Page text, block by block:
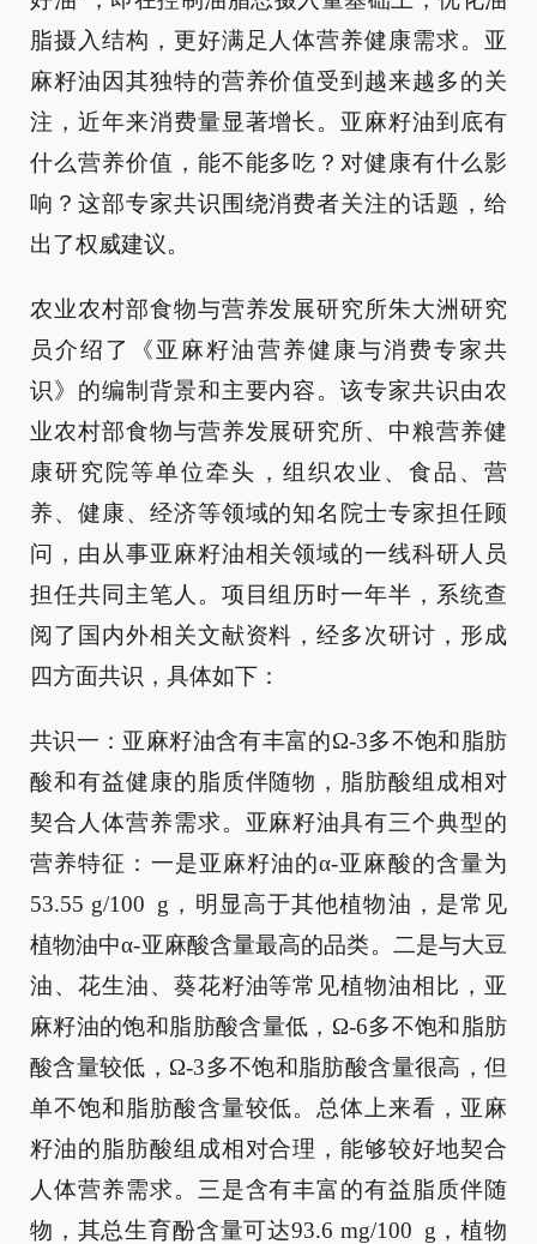
脂摄入结构，更好满足人体营养健康需求。亚
麻籽油因其独特的营养价值受到越来越多的关
注，近年来消费量显著增长。亚麻籽油到底有
什么营养价值，能不能多吃？对健康有什么影
响？这部专家共识围绕消费者关注的话题，给
出了权威建议。
农业农村部食物与营养发展研究所朱大洲研究
员介绍了《亚麻籽油营养健康与消费专家共
识》的编制背景和主要内容。该专家共识由农
业农村部食物与营养发展研究所、中粮营养健
康研究院等单位牵头，组织农业、食品、营
养、健康、经济等领域的知名院士专家担任顾
问，由从事亚麻籽油相关领域的一线科研人员
担任共同主笔人。项目组历时一年半，系统查
阅了国内外相关文献资料，经多次研讨，形成
四方面共识，具体如下：
共识一：亚麻籽油含有丰富的Ω-3多不饱和脂肪
酸和有益健康的脂质伴随物，脂肪酸组成相对
契合人体营养需求。亚麻籽油具有三个典型的
营养特征：一是亚麻籽油的α-亚麻酸的含量为
53.55 g/100 g，明显高于其他植物油，是常见
植物油中α-亚麻酸含量最高的品类。二是与大豆
油、花生油、葵花籽油等常见植物油相比，亚
麻籽油的饱和脂肪酸含量低，Ω-6多不饱和脂肪
酸含量较低，Ω-3多不饱和脂肪酸含量很高，但
单不饱和脂肪酸含量较低。总体上来看，亚麻
籽油的脂肪酸组成相对合理，能够较好地契合
人体营养需求。三是含有丰富的有益脂质伴随
物，其总生育酚含量可达93.6 mg/100 g，植物